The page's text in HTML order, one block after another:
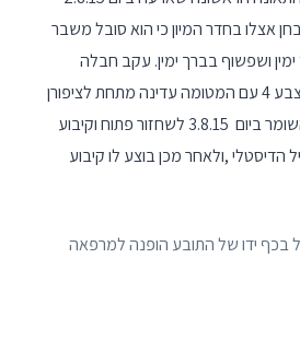
אצלו בחדר המיון כי הוא סובל משבר
באצבע 3 ביד ימין ושפשוף בברך ימין. עקב חבלה
לגליל מרוחק של אצבע 4 עם המטומה עדינה מתחת לציפורן
,נותח בביה"ח תל השומר ביום 3.8.15 לשחזור פתוח וקיבוע
הדיסטלי ,ולאחר מכן בוצע לו קיבוע
בכף ידו של התובע הופנה למרפאה